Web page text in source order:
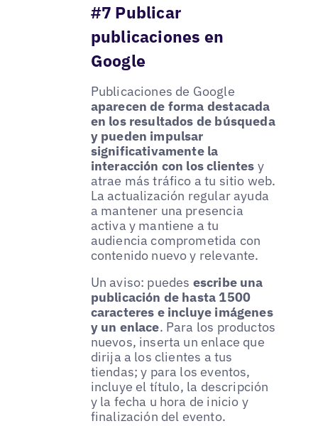
#7 Publicar
publicaciones en
Google
Publicaciones de Google
aparecen de forma destacada
en los resultados de búsqueda
y pueden impulsar
significativamente la
interacción con los clientes y
atrae más tráfico a tu sitio web.
La actualización regular ayuda
a mantener una presencia
activa y mantiene a tu
audiencia comprometida con
contenido nuevo y relevante.
Un aviso: puedes escribe una
publicación de hasta 1500
caracteres e incluye imágenes
y un enlace. Para los productos
nuevos, inserta un enlace que
dirija a los clientes a tus
tiendas; y para los eventos,
incluye el título, la descripción
y la fecha u hora de inicio y
finalización del evento.